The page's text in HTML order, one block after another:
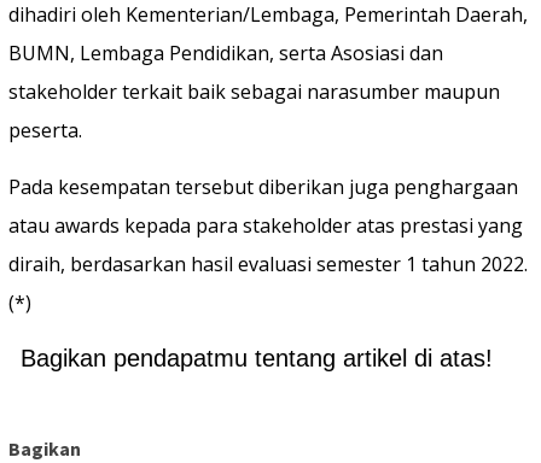
dihadiri oleh Kementerian/Lembaga, Pemerintah Daerah,
BUMN, Lembaga Pendidikan, serta Asosiasi dan
stakeholder terkait baik sebagai narasumber maupun
peserta.
Pada kesempatan tersebut diberikan juga penghargaan
atau awards kepada para stakeholder atas prestasi yang
diraih, berdasarkan hasil evaluasi semester 1 tahun 2022.
(*)
Bagikan pendapatmu tentang artikel di atas!
Bagikan